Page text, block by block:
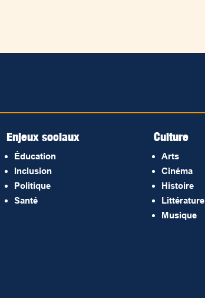
Enjeux sociaux
Éducation
Inclusion
Politique
Santé
Culture
Arts
Cinéma
Histoire
Littérature
Musique